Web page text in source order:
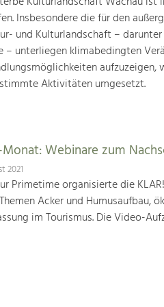
Insbesondere die für den
und Kulturlandschaft –
– unterliegen klimabedingten
aufzuzeigen,
Aktivitäten umgesetzt.
Webinare zum
2021
Primetime organisierte die
Acker und
im Tourismus. Die Video-